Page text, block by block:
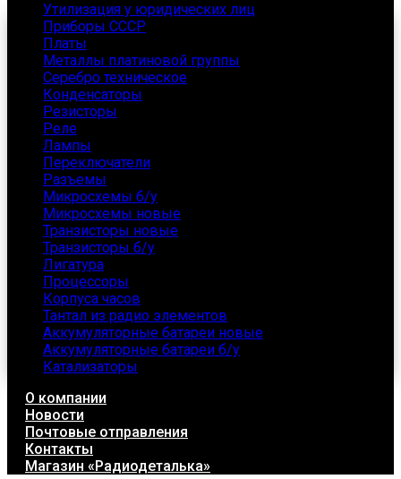
Утилизация у юридических лиц
Приборы СССР
Платы
Металлы платиновой группы
Серебро техническое
Конденсаторы
Резисторы
Реле
Лампы
Переключатели
Разъемы
Микросхемы б/у
Микросхемы новые
Транзисторы новые
Транзисторы б/у
Лигатура
Процессоры
Корпуса часов
Тантал из радио элементов
Аккумуляторные батареи новые
Аккумуляторные батареи б/у
Катализаторы
О компании
Новости
Почтовые отправления
Контакты
Магазин «Радиодеталька»